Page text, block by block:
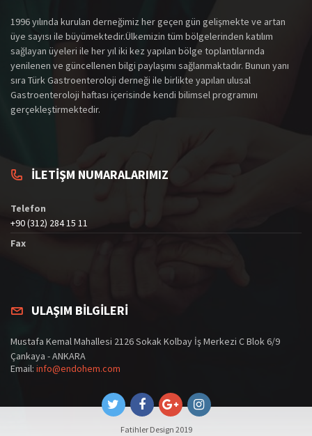
1996 yılında kurulan derneğimiz her geçen gün gelişmekte ve artan
üye sayısı ile büyümektedir.Ülkemizin tüm bölgelerinden katılım
sağlayan üyeleri ile her yıl iki kez yapılan bölge toplantılarında
yenilenen ve güncellenen bilgi paylaşımı sağlanmaktadır. Bunun yanı
sıra Türk Gastroenteroloji derneği ile birlikte yapılan ulusal
Gastroenteroloji haftası içerisinde kendi bilimsel programını
gerçekleştirmektedir.
İLETİŞM NUMARALARIMIZ
Telefon
+90 (312) 284 15 11
Fax
ULAŞIM BİLGİLERİ
Mustafa Kemal Mahallesi 2126 Sokak Kolbay İş Merkezi C Blok 6/9
Çankaya - ANKARA
Email: info@endohem.com
Fatihler Design 2019